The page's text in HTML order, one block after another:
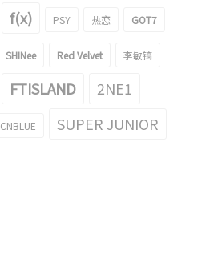
f(x) PSY 热恋 GOT7
SHINee Red Velvet 李敏镐
FTISLAND
2NE1
CNBLUE SUPER JUNIOR